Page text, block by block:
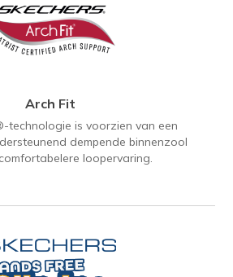
Arch Fit
technologie is voorzien van een
dempende binnenzool
loopervaring.